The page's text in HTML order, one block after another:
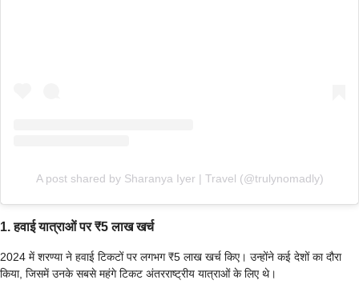
A post shared by Sharanya Iyer | Travel (@trulynomadly)
1. हवाई यात्राओं पर ₹5 लाख खर्च
2024 में शरण्या ने हवाई टिकटों पर लगभग ₹5 लाख खर्च किए। उन्होंने कई देशों का दौरा
किया, जिसमें उनके सबसे महंगे टिकट अंतरराष्ट्रीय यात्राओं के लिए थे।